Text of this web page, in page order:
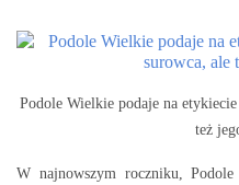
Podole Wielkie podaje na
też
W najnowszym roczniku,